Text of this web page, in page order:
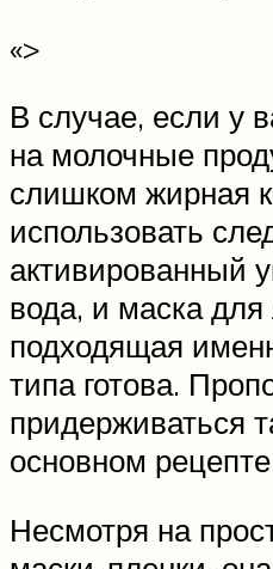
«>
В случае, если у
на молочные
слишком жирная
использовать
активированный
вода, и маска для
подходящая
типа готова.
придерживаться
основном
Несмотря на